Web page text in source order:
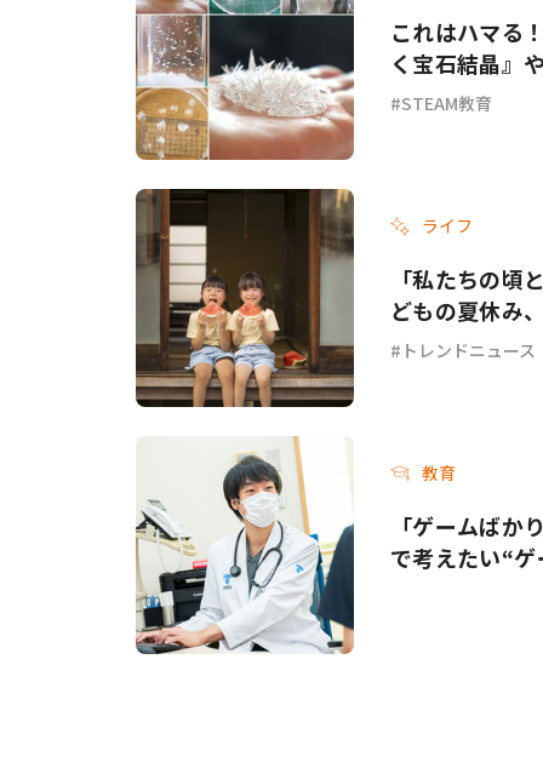
これはハマる
く宝石結晶』
STEAM教育
ライフ
「私たちの
どもの夏休み
トレンドニュース
教育
「ゲームばか
で考えたい“